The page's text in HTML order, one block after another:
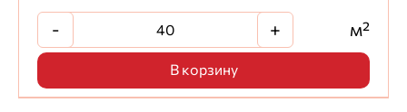
- + м²
В корзину